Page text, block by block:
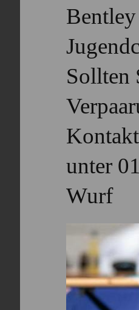
Sollten
unter
Wurf